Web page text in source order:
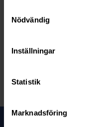
Nödvändig
Inställningar
Statistik
Marknadsföring